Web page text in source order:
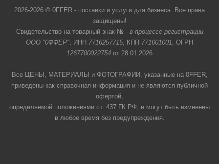
2026-2026 © 0FFER - поставки и услуги для бизнеса. Все права
защищены!
Свидетельство на товарный знак № - в процессе регистрации
ООО "0ФФЕР", ИНН 7716257715, КПП 771601001, ОГРН
1267700022754 от 28.01.2026
Все ЦЕНЫ, МАТЕРИАЛЫ и ФОТОГРАФИИ, указанные на 0FFER,
приведены как справочная информация и не являются публичной
офертой,
определяемой положениями ст. 437 ГК РФ, и могут быть изменены
в любое время без предупреждения.